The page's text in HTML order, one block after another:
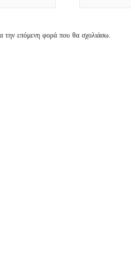
την επόμενη φορά που θα σχολιάσω.